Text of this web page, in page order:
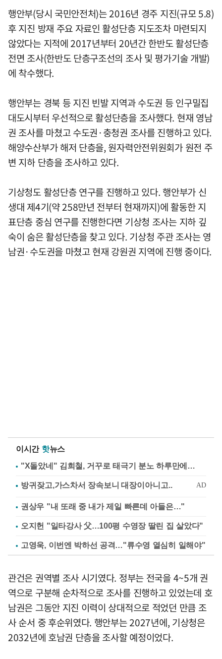
행안부(당시 국민안전처)는 2016년 경주 지진(규모 5.8)
후 지진 방재 주요 자료인 활성단층 지도조차 마련되지
않았다는 지적에 2017년부터 20년간 한반도 활성단층
전면 조사(한반도 단층구조선의 조사 및 평가기술 개발)
에 착수했다.
행안부는 경북 등 지진 빈발 지역과 수도권 등 인구밀집
대도시부터 우선적으로 활성단층을 조사했다. 현재 영남
권 조사를 마쳤고 수도권·충청권 조사를 진행하고 있다.
해양수산부가 해저 단층을, 원자력안전위원회가 원전 주
변 지하 단층을 조사하고 있다.
기상청도 활성단층 연구를 진행하고 있다. 행안부가 신
생대 제4기(약 258만년 전부터 현재까지)에 활동한 지
표단층 중심 연구를 진행한다면 기상청 조사는 지하 깊
숙이 숨은 활성단층을 찾고 있다. 기상청 주관 조사는 영
남권·수도권을 마쳤고 현재 강원권 지역에 진행 중이다.
이시간 핫뉴스
"X돌았네" 김희철, 거꾸로 태극기 분노 하루만에…
권상우 "내 또래 중 내가 제일 빠른데 아들은…"
오지헌 "일타강사 父…100평 수영장 딸린 집 살았다"
고영욱, 이번엔 박하선 공격…"류수영 열심히 일해야"
관건은 권역별 조사 시기였다. 정부는 전국을 4~5개 권
역으로 구분해 순차적으로 조사를 진행하고 있었는데 호
남권은 그동안 지진 이력이 상대적으로 적었던 만큼 조
사 순서 중 후순위였다. 행안부는 2027년에, 기상청은
2032년에 호남권 단층을 조사할 예정이었다.